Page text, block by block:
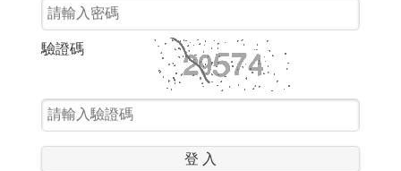
驗證碼
登 入